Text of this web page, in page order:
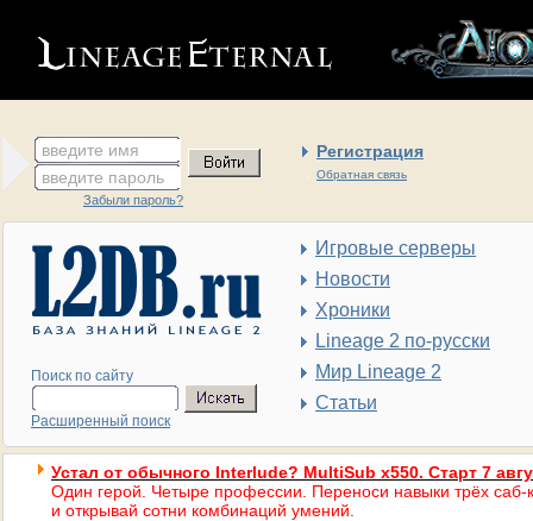
введите имя Регистрация
Обратная связь
введите пароль
Забыли пароль?
Поиск по сайту
Расширенный поиск
Игровые серверы
Новости
Хроники
Lineage 2 по-русски
Мир Lineage 2
Статьи
Устал от обычного Interlude? MultiSub x550. Старт 7
Один герой. Четыре профессии. Переноси навыки трёх саб-
и открывай сотни комбинаций умений.